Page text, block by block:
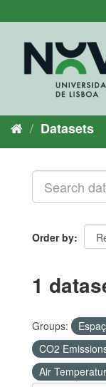
to
Datasets
Order by
1
Groups:
CO2
Air